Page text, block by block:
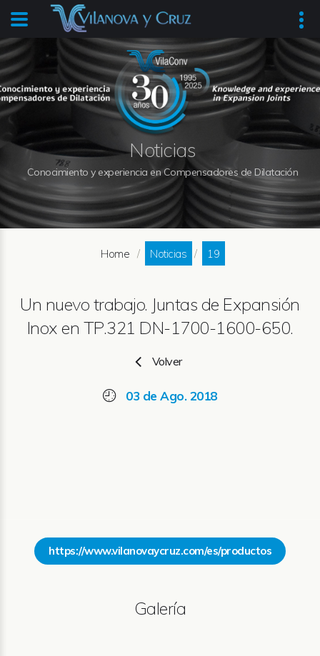
Noticias
Conocimiento y experiencia en Compensadores de Dilatación
Home Noticias 19
Un nuevo trabajo. Juntas de Expansión
Inox en TP.321 DN-1700-1600-650.
Volver
03 de Ago. 2018
https://www.vilanovaycruz.com/es/productos
Galería